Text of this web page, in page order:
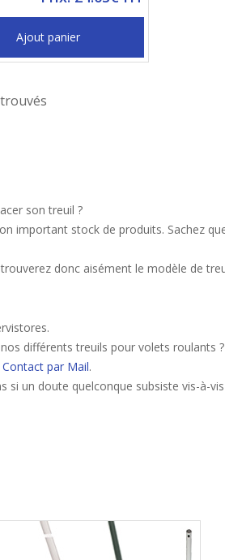
Ajout panier
son treuil ?
important stock de produits. Sachez
donc aisément le modèle de
différents treuils pour volets roulants
Contact par Mail.
un doute quelconque subsiste vis-à-